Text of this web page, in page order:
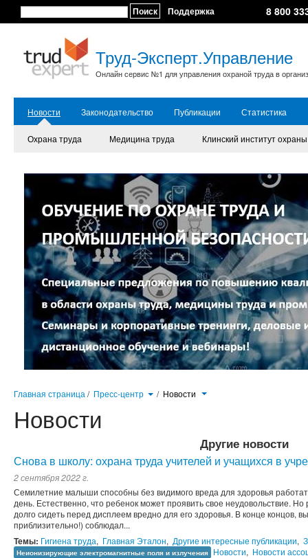
Поиск Поддержка 8 800
Труд-Эксперт.Управление
Онлайн сервис №1 для управления охраной труда в
Новости Законодательство Публикации Статистика
Охрана труда Медицина труда Клинский институт
Главная страница / Пресс-центр / Новости
Новости
Другие новости
Снова в школу: охрана труда учителей и учащихся в
2 сентября 2022 г.
Семилетние малыши способны без видимого вреда для здоровья
день. Естественно, что ребенок может проявить свое неудовольствие.
долго сидеть перед дисплеем вредно для его здоровья. В конце концов,
приблизительно!) соблюдал...
Темы: Гигиена труда, Главная Эталон, Другие интересные публикации,
Неионизирующие электромагнитные поля и излучения Новости, Новости